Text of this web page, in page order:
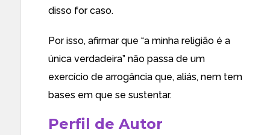
disso for caso.
Por isso, afirmar que “a minha religião é a
única verdadeira” não passa de um
exercício de arrogância que, aliás, nem tem
bases em que se sustentar.
Perfil de Autor